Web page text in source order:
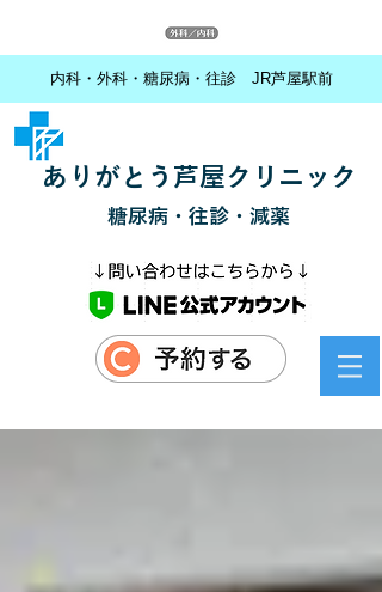
内科・外科・糖尿病・往診 JR芦屋駅前
ありがとう芦屋クリニック
糖尿病・往診・減薬